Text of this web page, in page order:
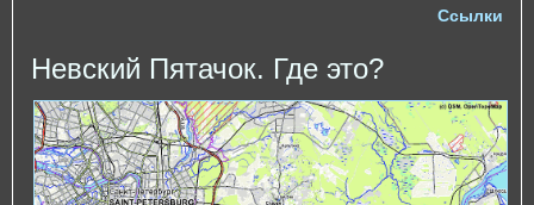
Ссылки
Невский Пятачок. Где это?